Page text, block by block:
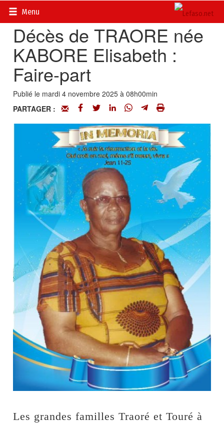
Menu
Accueil>
Décès de TRAORE née
KABORE Elisabeth :
Faire-part
Publié le mardi 4 novembre 2025 à 08h00min
PARTAGER :
Les grandes familles Traoré et Touré à